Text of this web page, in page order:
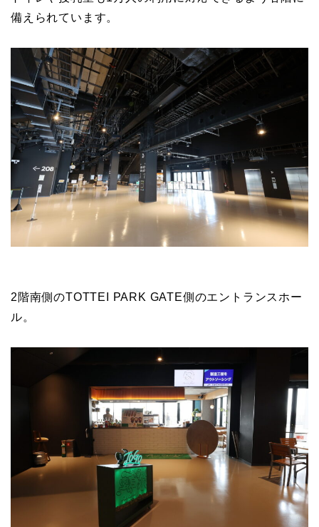
備えられています。
2階南側のTOTTEI PARK GATE側のエントランスホー
ル。